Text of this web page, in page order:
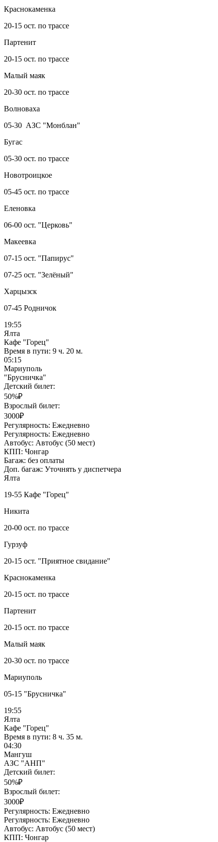
Краснокаменка
20-15 ост. по трассе
Партенит
20-15 ост. по трассе
Малый маяк
20-30 ост. по трассе
Волноваха
05-30 АЗС "Монблан"
Бугас
05-30 ост. по трассе
Новотроицкое
05-45 ост. по трассе
Еленовка
06-00 ост. "Церковь"
Макеевка
07-15 ост. "Папирус"
07-25 ост. "Зелёный"
Харцызск
07-45 Родничок
19:55
Ялта
Кафе "Горец"
Время в пути: 9 ч. 20 м.
05:15
Мариуполь
"Брусничка"
Детский билет:
50%₽
Взрослый билет:
3000₽
Регулярность: Ежедневно
Регулярность: Ежедневно
Автобус: Автобус (50 мест)
КПП: Чонгар
Багаж: без оплаты
Доп. багаж: Уточнять у диспетчера
Ялта
19-55 Кафе "Горец"
Никита
20-00 ост. по трассе
Гурзуф
20-15 ост. "Приятное свидание"
Краснокаменка
20-15 ост. по трассе
Партенит
20-15 ост. по трассе
Малый маяк
20-30 ост. по трассе
Мариуполь
05-15 "Брусничка"
19:55
Ялта
Кафе "Горец"
Время в пути: 8 ч. 35 м.
04:30
Мангуш
АЗС "АНП"
Детский билет:
50%₽
Взрослый билет:
3000₽
Регулярность: Ежедневно
Регулярность: Ежедневно
Автобус: Автобус (50 мест)
КПП: Чонгар